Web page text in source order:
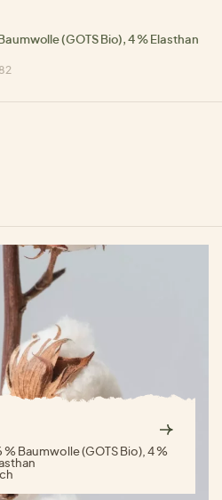
(GOTS Bio), 4 % Elasthan
% Baumwolle (GOTS Bio), 4 %